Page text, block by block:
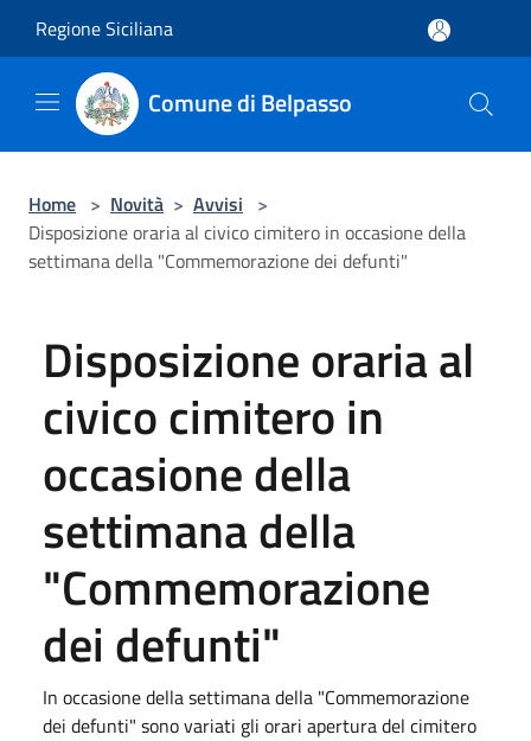
Regione Siciliana
Comune di Belpasso
Home > Novità > Avvisi >
Disposizione oraria al civico cimitero in occasione della
settimana della "Commemorazione dei defunti"
Disposizione oraria al
civico cimitero in
occasione della
settimana della
"Commemorazione
dei defunti"
In occasione della settimana della "Commemorazione
dei defunti" sono variati gli orari apertura del cimitero